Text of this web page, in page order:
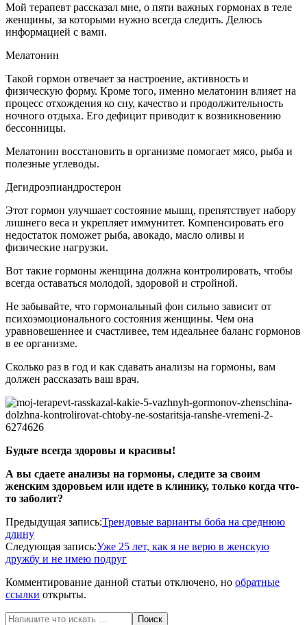
Мой терапевт рассказал мне, о пяти важных гормонах в теле
женщины, за которыми нужно всегда следить. Делюсь
информацией с вами.
Мелатонин
Такой гормон отвечает за настроение, активность и
физическую форму. Кроме того, именно мелатонин влияет на
процесс отхождения ко сну, качество и продолжительность
ночного отдыха. Его дефицит приводит к возникновению
бессонницы.
Мелатонин восстановить в организме помогает мясо, рыба и
полезные углеводы.
Дегидроэпиандростерон
Этот гормон улучшает состояние мышц, препятствует набору
лишнего веса и укрепляет иммунитет. Компенсировать его
недостаток поможет рыба, авокадо, масло оливы и
физические нагрузки.
Вот такие гормоны женщина должна контролировать, чтобы
всегда оставаться молодой, здоровой и стройной.
Не забывайте, что гормональный фон сильно зависит от
психоэмоционального состояния женщины. Чем она
уравновешеннее и счастливее, тем идеальнее баланс гормонов
в ее организме.
Сколько раз в год и как сдавать анализы на гормоны, вам
должен рассказать ваш врач.
Будьте всегда здоровы и красивы!
А вы сдаете анализы на гормоны, следите за своим
женским здоровьем или идете в клинику, только когда что-
то заболит?
2020-
05-
24
Предыдущая запись:Трендовые варианты боба на среднюю
длину
Следующая запись:Уже 25 лет, как я не верю в женскую
дружбу и не имею подруг
Комментирование данной статьи отключено, но обратные
ссылки открыты.
Поиск